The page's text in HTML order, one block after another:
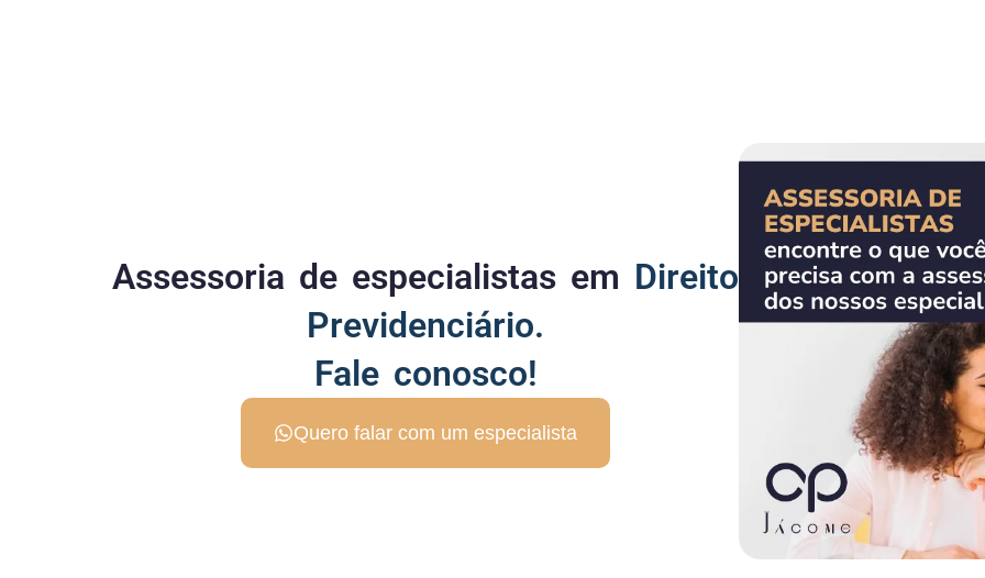
Assessoria de especialistas em Direito
Previdenciário.
Fale conosco!
Quero falar com um especialista